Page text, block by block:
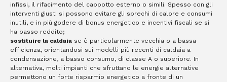
infissi, il rifacimento del cappotto esterno o simili. Spesso con gli
interventi giusti si possono evitare gli sprechi di calore e consumi
inutili, e in più godere di bonus energetico e incentivi fiscali se si
ha basso reddito;
sostituire la caldaia se è particolarmente vecchia o a bassa
efficienza, orientandosi sui modelli più recenti di caldaia a
condensazione, a basso consumo, di classe A o superiore. In
alternativa, molti impianti che sfruttano le energie alternative
permettono un forte risparmio energetico a fronte di un